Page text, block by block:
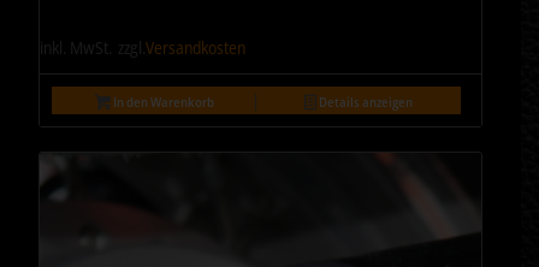
inkl. MwSt. zzgl.Versandkosten
In den Warenkorb Details anzeigen